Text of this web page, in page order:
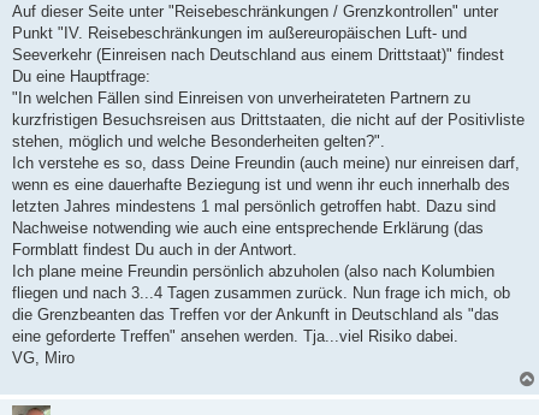
Auf dieser Seite unter "Reisebeschränkungen / Grenzkontrollen" unter
Punkt "IV. Reisebeschränkungen im außereuropäischen Luft- und
Seeverkehr (Einreisen nach Deutschland aus einem Drittstaat)" findest
Du eine Hauptfrage:
"In welchen Fällen sind Einreisen von unverheirateten Partnern zu
kurzfristigen Besuchsreisen aus Drittstaaten, die nicht auf der Positivliste
stehen, möglich und welche Besonderheiten gelten?".
Ich verstehe es so, dass Deine Freundin (auch meine) nur einreisen darf,
wenn es eine dauerhafte Beziegung ist und wenn ihr euch innerhalb des
letzten Jahres mindestens 1 mal persönlich getroffen habt. Dazu sind
Nachweise notwending wie auch eine entsprechende Erklärung (das
Formblatt findest Du auch in der Antwort.
Ich plane meine Freundin persönlich abzuholen (also nach Kolumbien
fliegen und nach 3...4 Tagen zusammen zurück. Nun frage ich mich, ob
die Grenzbeanten das Treffen vor der Ankunft in Deutschland als "das
eine geforderte Treffen" ansehen werden. Tja...viel Risiko dabei.
VG, Miro